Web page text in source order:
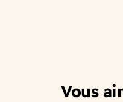
Vous